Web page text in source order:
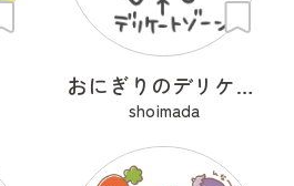
おにぎりのデリケートゾーン
shoimada